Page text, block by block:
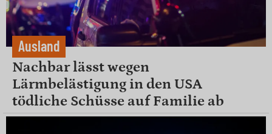
Ausland
Nachbar lässt wegen
Lärmbelästigung in den USA
tödliche Schüsse auf Familie ab